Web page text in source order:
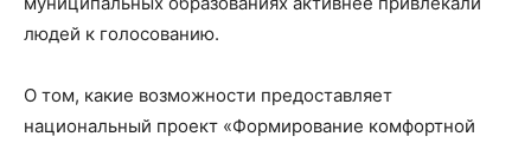
людей к голосованию.
О том, какие возможности предоставляет
национальный проект «Формирование комфортной